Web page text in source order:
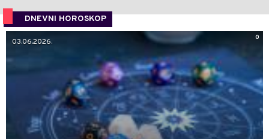
DNEVNI HOROSKOP
0
03.06.2026.